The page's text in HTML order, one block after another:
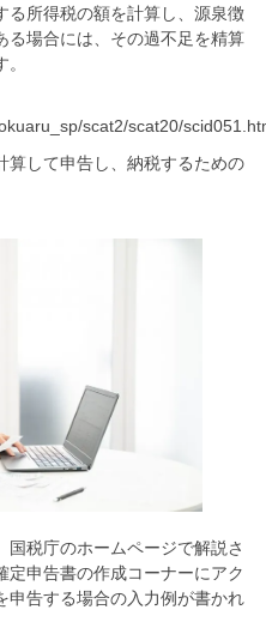
る所得税の額を計算し、源泉徴
る場合には、その過不足を精算
scat2/scat20/
算して申告し、納税するための
税庁のホームページで解説さ
申告書の作成コーナーにアク
申告する場合の入力例が書かれ